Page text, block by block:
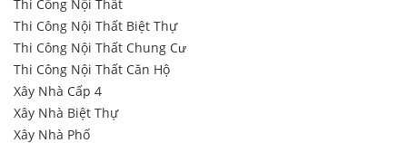
Thi Công Nội Thất
Thi Công Nội Thất Biệt Thự
Thi Công Nội Thất Chung Cư
Thi Công Nội Thất Căn Hộ
Xây Nhà Cấp 4
Xây Nhà Biệt Thự
Xây Nhà Phố